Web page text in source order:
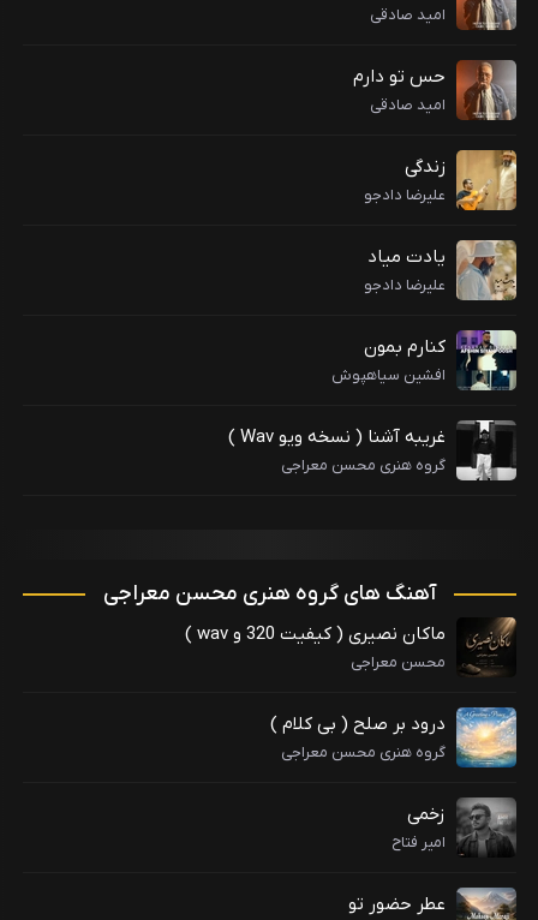
امید صادقی
حس تو دارم
امید صادقی
زندگی
علیرضا دادجو
یادت میاد
علیرضا دادجو
کنارم بمون
افشین سیاهپوش
غریبه آشنا ( نسخه ویو Wav )
گروه هنری محسن معراجی
آهنگ های گروه هنری محسن معراجی
ماکان نصیری ( کیفیت 320 و wav )
محسن معراجی
درود بر صلح ( بی کلام )
گروه هنری محسن معراجی
زخمی
امیر فتاح
عطر حضور تو